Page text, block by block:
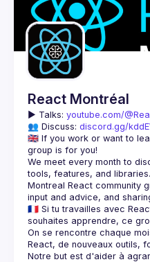
Guilds
React Montréal
▶️ Talks: youtube.com/
👥 Discuss: discord.gg/
🇬🇧 If you work or want to
We meet every month to
tools, features, and
Montreal React community
🇫🇷 Si tu travailles avec
On se rencontre chaque
React, de nouveaux outils,
Notre but est d'aider à